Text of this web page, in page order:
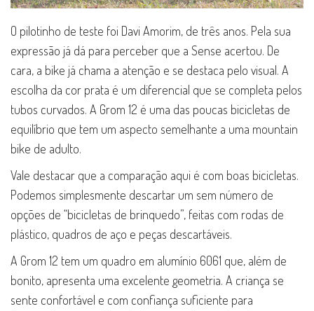
O pilotinho de teste foi Davi Amorim, de três anos. Pela sua
expressão já dá para perceber que a Sense acertou. De
cara, a bike já chama a atenção e se destaca pelo visual. A
escolha da cor prata é um diferencial que se completa pelos
tubos curvados. A Grom 12 é uma das poucas bicicletas de
equilíbrio que tem um aspecto semelhante a uma mountain
bike de adulto.
Vale destacar que a comparação aqui é com boas bicicletas.
Podemos simplesmente descartar um sem número de
opções de “bicicletas de brinquedo”, feitas com rodas de
plástico, quadros de aço e peças descartáveis.
A Grom 12 tem um quadro em alumínio 6061 que, além de
bonito, apresenta uma excelente geometria. A criança se
sente confortável e com confiança suficiente para